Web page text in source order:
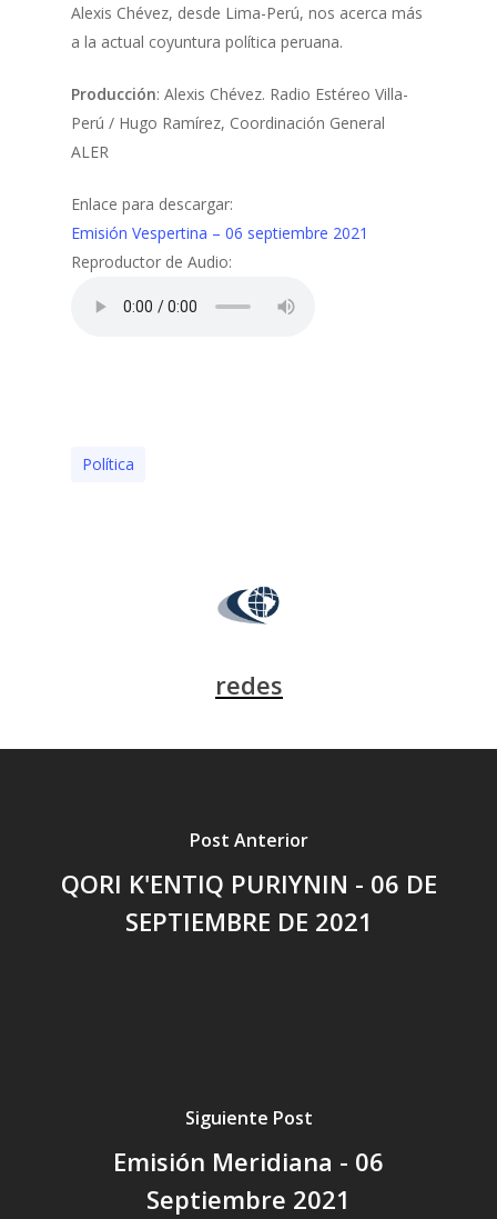
Alexis Chévez, desde Lima-Perú, nos acerca más
a la actual coyuntura política peruana.
Producción: Alexis Chévez. Radio Estéreo Villa-
Perú / Hugo Ramírez, Coordinación General
ALER
Enlace para descargar:
Emisión Vespertina – 06 septiembre 2021
Reproductor de Audio:
Polí­tica
redes
Post Anterior
QORI K'ENTIQ PURIYNIN - 06 DE
SEPTIEMBRE DE 2021
Siguiente Post
Emisión Meridiana - 06
Septiembre 2021